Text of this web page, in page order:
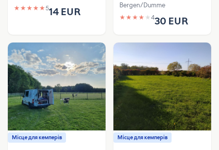
★ ★ ★ ★ ★514 EUR
Bergen/Dumme
★ ★ ★ ★ ★ 430 EUR
Місце для кемперів Місце для кемперів